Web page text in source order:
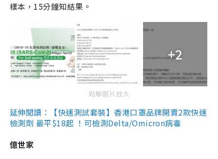
樣本，15分鐘知結果。
+2
點擊圖片放大
延伸閱讀：【快速測試套裝】香港口罩品牌開賣2款快速
檢測劑 最平$18起 ！可檢測Delta/Omicron病毒
億世家